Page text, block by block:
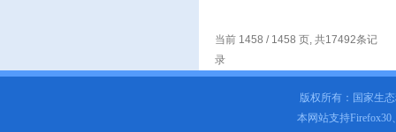
当前 1458 / 1458 页, 共17492条记
录
版权所有：国家生
本网站支持